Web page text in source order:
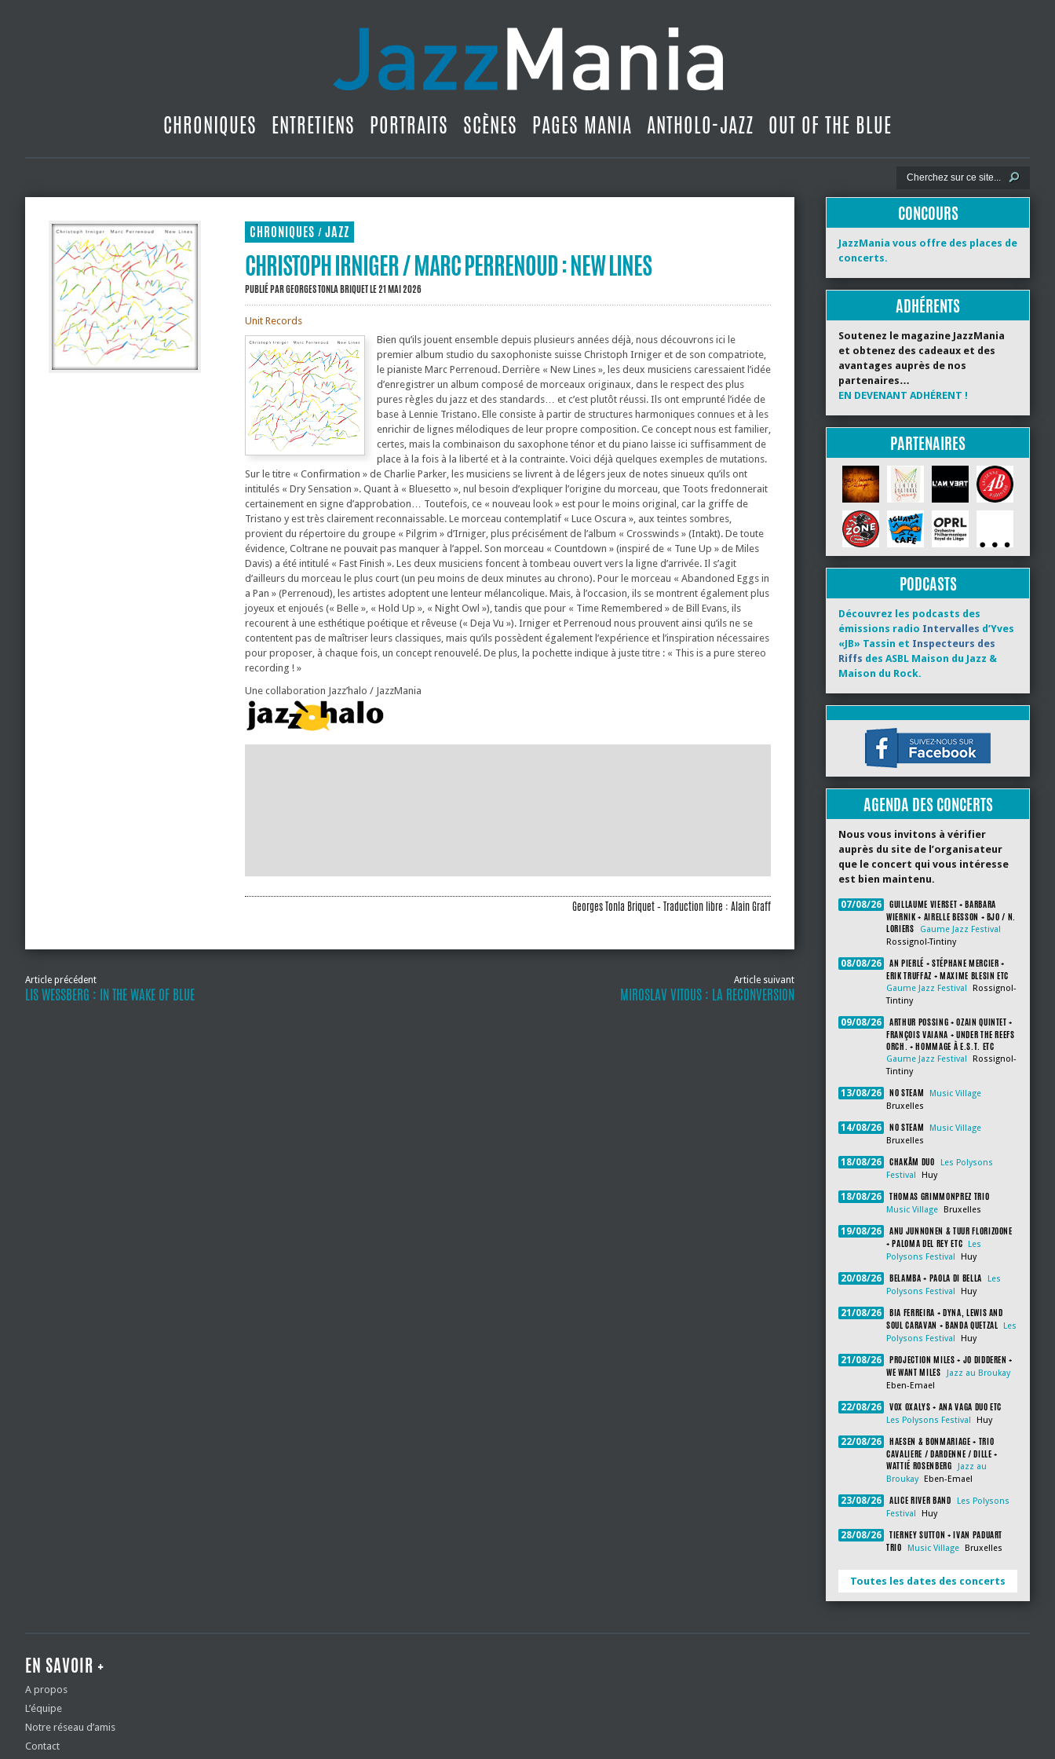
CHRONIQUES ENTRETIENS PORTRAITS SCÈNES PAGES MANIA ANTHOLO-JAZZ OUT OF THE BLUE
CHRONIQUES / JAZZ
CHRISTOPH IRNIGER / MARC PERRENOUD : NEW LINES
PUBLIÉ PARGEORGES TONLA BRIQUETLE 21 MAI 2026
Unit Records
Bien qu’ils jouent ensemble depuis plusieurs années déjà, nous découvrons ici le
premier album studio du saxophoniste suisse Christoph Irniger et de son compatriote,
le pianiste Marc Perrenoud. Derrière « New Lines », les deux musiciens caressaient l’idée
d’enregistrer un album composé de morceaux originaux, dans le respect des plus
pures règles du jazz et des standards… et c’est plutôt réussi. Ils ont emprunté l’idée de
base à Lennie Tristano. Elle consiste à partir de structures harmoniques connues et à les
enrichir de lignes mélodiques de leur propre composition. Ce concept nous est familier,
certes, mais la combinaison du saxophone ténor et du piano laisse ici suffisamment de
place à la fois à la liberté et à la contrainte. Voici déjà quelques exemples de mutations.
Sur le titre « Confirmation » de Charlie Parker, les musiciens se livrent à de légers jeux de notes sinueux qu’ils ont
intitulés « Dry Sensation ». Quant à « Bluesetto », nul besoin d’expliquer l’origine du morceau, que Toots fredonnerait
certainement en signe d’approbation… Toutefois, ce « nouveau look » est pour le moins original, car la griffe de
Tristano y est très clairement reconnaissable. Le morceau contemplatif « Luce Oscura », aux teintes sombres,
provient du répertoire du groupe « Pilgrim » d’Irniger, plus précisément de l’album « Crosswinds » (Intakt). De toute
évidence, Coltrane ne pouvait pas manquer à l’appel. Son morceau « Countdown » (inspiré de « Tune Up » de Miles
Davis) a été intitulé « Fast Finish ». Les deux musiciens foncent à tombeau ouvert vers la ligne d’arrivée. Il s’agit
d’ailleurs du morceau le plus court (un peu moins de deux minutes au chrono). Pour le morceau « Abandoned Eggs in
a Pan » (Perrenoud), les artistes adoptent une lenteur mélancolique. Mais, à l’occasion, ils se montrent également plus
joyeux et enjoués (« Belle », « Hold Up », « Night Owl »), tandis que pour « Time Remembered » de Bill Evans, ils
recourent à une esthétique poétique et rêveuse (« Deja Vu »). Irniger et Perrenoud nous prouvent ainsi qu’ils ne se
contentent pas de maîtriser leurs classiques, mais qu’ils possèdent également l’expérience et l’inspiration nécessaires
pour proposer, à chaque fois, un concept renouvelé. De plus, la pochette indique à juste titre : « This is a pure stereo
recording ! »
Une collaboration Jazz’halo / JazzMania
Georges Tonla Briquet – Traduction libre : Alain Graff
Article précédent
LIS WESSBERG : IN THE WAKE OF BLUE
Article suivant
MIROSLAV VITOUS : LA RECONVERSION
CONCOURS
JazzMania vous offre des places de
concerts.
ADHÉRENTS
Soutenez le magazine JazzMania
et obtenez des cadeaux et des
avantages auprès de nos
partenaires…
EN DEVENANT ADHÉRENT !
PARTENAIRES
PODCASTS
Découvrez les podcasts des
émissions radio Intervalles d’Yves
«JB» Tassin et Inspecteurs des
Riffs des ASBL Maison du Jazz &
Maison du Rock.
AGENDA DES CONCERTS
Nous vous invitons à vérifier
auprès du site de l’organisateur
que le concert qui vous intéresse
est bien maintenu.
07/08/26
GUILLAUME VIERSET + BARBARA
WIERNIK + AIRELLE BESSON + BJO / N.
LORIERS
Gaume Jazz Festival
Rossignol-Tintiny
08/08/26
AN PIERLÉ + STÉPHANE MERCIER +
ERIK TRUFFAZ + MAXIME BLESIN ETC
Gaume Jazz Festival
Rossignol-
Tintiny
09/08/26
ARTHUR POSSING + OZAIN QUINTET +
FRANÇOIS VAIANA + UNDER THE REEFS
ORCH. + HOMMAGE À E.S.T. ETC
Gaume Jazz Festival
Rossignol-
Tintiny
13/08/26 NO STEAM
Music Village
Bruxelles
14/08/26 NO STEAM
Music Village
Bruxelles
18/08/26 CHAKÂM DUO
Les Polysons
Festival
Huy
18/08/26 THOMAS GRIMMONPREZ TRIO
Music Village Bruxelles
19/08/26
ANU JUNNONEN & TUUR FLORIZOONE
+ PALOMA DEL REY ETC
Les
Polysons Festival
Huy
20/08/26 BELAMBA + PAOLA DI BELLA
Les
Polysons Festival
Huy
21/08/26
BIA FERREIRA + DYNA, LEWIS AND
SOUL CARAVAN + BANDA QUETZAL
Les
Polysons Festival
Huy
21/08/26
PROJECTION MILES + JO DIDDEREN +
WE WANT MILES
Jazz au Broukay
Eben-Emael
22/08/26 VOX OXALYS + ANA VAGA DUO ETC
Les Polysons Festival Huy
22/08/26
HAESEN & BONMARIAGE + TRIO
CAVALIERE / DARDENNE / DILLE +
WATTIÉ ROSENBERG
Jazz au
Broukay
Eben-Emael
23/08/26 ALICE RIVER BAND
Les Polysons
Festival
Huy
28/08/26
TIERNEY SUTTON + IVAN PADUART
TRIO
Music Village Bruxelles
Toutes les dates des concerts
EN SAVOIR +
A propos
L’équipe
Notre réseau d’amis
Contact